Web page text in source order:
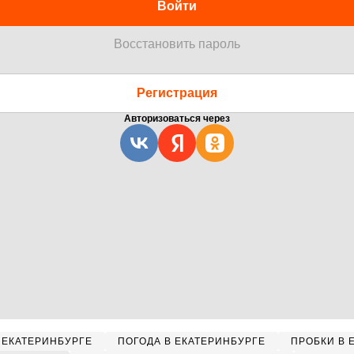
Войти
Восстановить пароль
Регистрация
Авторизоваться через
ПОГОДА В ЕКАТЕРИНБУРГЕ
ПРОБКИ В